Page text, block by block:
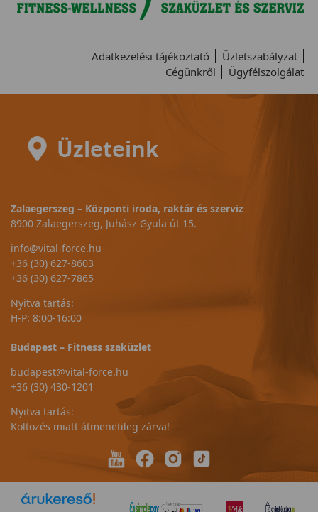
Adatkezelési tájékoztató
Üzletszabályzat
Cégünkről
Ügyfélszolgálat
Üzleteink
Zalaegerszeg – Központi iroda, raktár és szerviz
8900 Zalaegerszeg, Juhász Gyula út 15.
info@vital-force.hu
+36 (30) 627-8603
+36 (30) 627-7865
Nyitva tartás:
H-P: 8:00-16:00
Budapest – Fitness szaküzlet
budapest@vital-force.hu
+36 (30) 430-1201
Nyitva tartás:
Költözés miatt átmenetileg zárva!